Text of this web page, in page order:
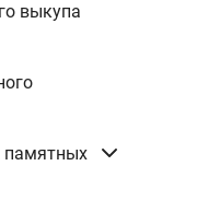
выкупа
памятных